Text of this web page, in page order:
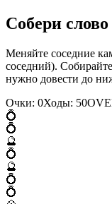
Собери слово
Меняйте соседние
соседний).
нужно довести до
Очки: 0Ходы: 50OVE
💍
💍
🔮
💍
🔮
💍
💍